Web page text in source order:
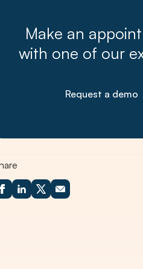
Make an
with one of our
Request a demo